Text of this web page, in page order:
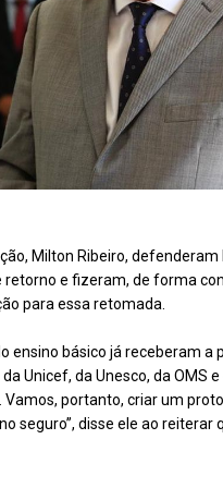
Milton Ribeiro,
e fizeram, de forma
para essa retomada.
ensino básico já receberam
Unicef, da Unesco, da OMS
portanto, criar um
seguro”, disse ele ao reiterar